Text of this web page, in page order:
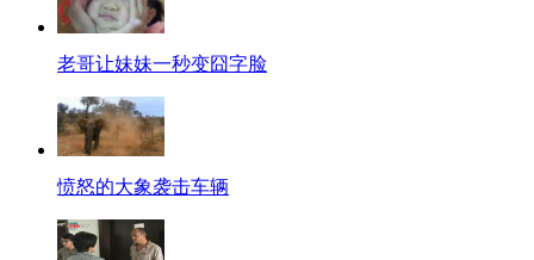
老哥让妹妹一秒变囧字脸
愤怒的大象袭击车辆